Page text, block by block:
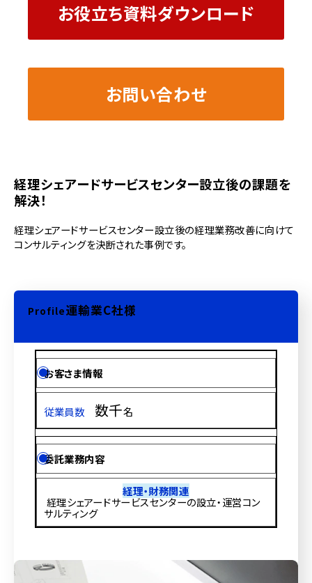
お役立ち資料ダウンロード
お問い合わせ
経理シェアードサービスセンター設立後の課題を
解決！
経理シェアードサービスセンター設立後の経理業務改善に向けて
コンサルティングを決断された事例です。
Profile運輸業C社様
お客さま情報
従業員数 数千名
委託業務内容
経理・財務関連
経理シェアードサービスセンターの設立・運営コン
サルティング